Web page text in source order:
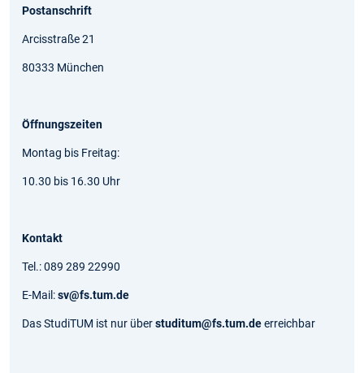
Postanschrift
Arcisstraße 21
80333 München
Öffnungszeiten
Montag bis Freitag:
10.30 bis 16.30 Uhr
Kontakt
Tel.: 089 289 22990
E-Mail:sv@fs.tum.de
Das StudiTUM ist nur überstuditum@fs.tum.deerreichbar